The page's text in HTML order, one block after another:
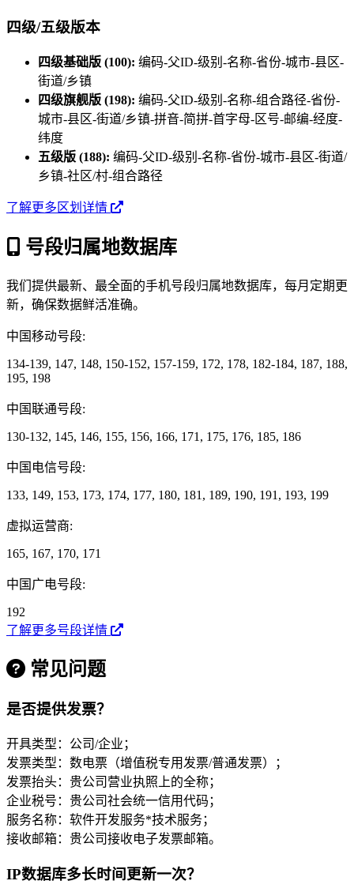
四级/五级版本
四级基础版 (100): 编码-父ID-级别-名称-省份-城市-县区-
街道/乡镇
四级旗舰版 (198): 编码-父ID-级别-名称-组合路径-省份-
城市-县区-街道/乡镇-拼音-简拼-首字母-区号-邮编-经度-
纬度
五级版 (188): 编码-父ID-级别-名称-省份-城市-县区-街道/
乡镇-社区/村-组合路径
了解更多区划详情
号段归属地数据库
我们提供最新、最全面的手机号段归属地数据库，每月定期更
新，确保数据鲜活准确。
中国移动号段:
134-139, 147, 148, 150-152, 157-159, 172, 178, 182-184, 187, 188,
195, 198
中国联通号段:
130-132, 145, 146, 155, 156, 166, 171, 175, 176, 185, 186
中国电信号段:
133, 149, 153, 173, 174, 177, 180, 181, 189, 190, 191, 193, 199
虚拟运营商:
165, 167, 170, 171
中国广电号段:
192
了解更多号段详情
常见问题
是否提供发票？
开具类型：公司/企业；
发票类型：数电票（增值税专用发票/普通发票）；
发票抬头：贵公司营业执照上的全称；
企业税号：贵公司社会统一信用代码；
服务名称：软件开发服务*技术服务；
接收邮箱：贵公司接收电子发票邮箱。
IP数据库多长时间更新一次？